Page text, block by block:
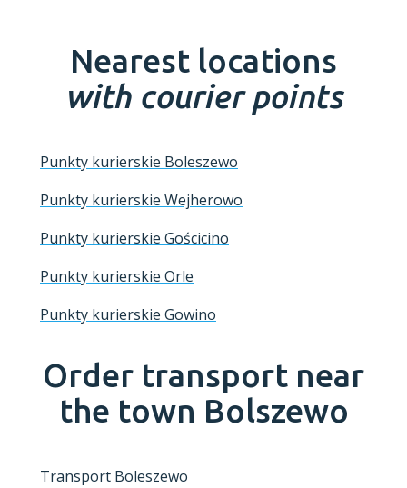
Nearest locations
with courier points
Punkty kurierskie Boleszewo
Punkty kurierskie Wejherowo
Punkty kurierskie Gościcino
Punkty kurierskie Orle
Punkty kurierskie Gowino
Order transport near
the town Bolszewo
Transport Boleszewo